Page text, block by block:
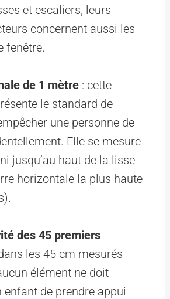
et escaliers, leurs
concernent aussi les
fenêtre.
de 1 mètre : cette
le standard de
une personne de
Elle se mesure
jusqu’au haut de la lisse
horizontale la plus haute
des 45 premiers
les 45 cm mesurés
élément ne doit
enfant de prendre appui